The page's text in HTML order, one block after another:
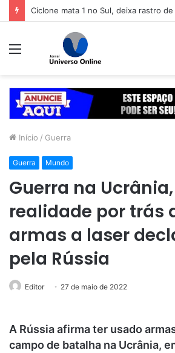
Menu
Início / Guerra
Guerra Mundo
Guerra na
realidade por trás
armas a laser
pela Rússia
Editor 27 de maio de 2022
A Rússia afirma ter usado
campo de batalha na Ucrânia,